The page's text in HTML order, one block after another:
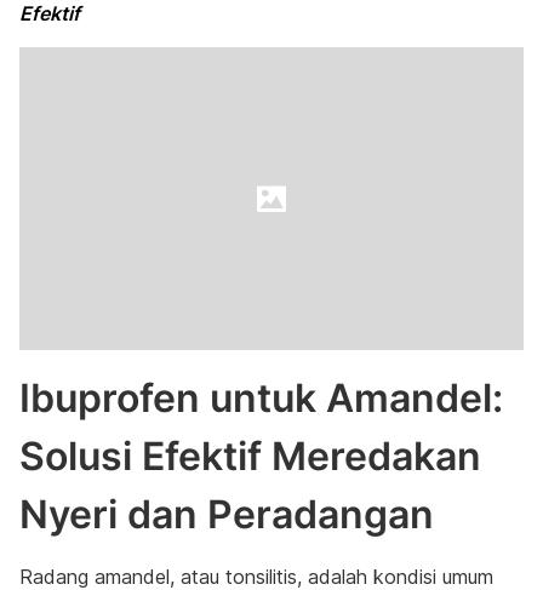
Efektif
Ibuprofen untuk Amandel:
Solusi Efektif Meredakan
Nyeri dan Peradangan
Radang amandel, atau tonsilitis, adalah kondisi umum